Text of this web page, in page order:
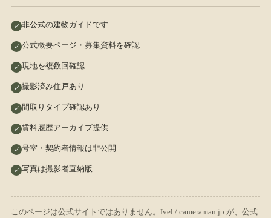
非公式の建物ガイドです
公式概要ページ・募集資料を確認
現地を複数回確認
撮影済み住戸あり
間取りタイプ確認あり
賃料履歴アーカイブ提供
号室・契約者情報は非公開
写真は撮影者直納版
このページは公式サイトではありません。Ivel / cameraman.jp が、公式